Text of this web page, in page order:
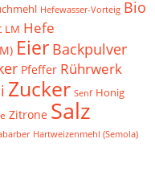
Hefewasser-Vorteig Bio
LM Hefe
Eier Backpulver
Pfeffer Rührwerk
Zucker Senf Honig
Zitrone Salz
Hartweizenmehl (Semola)